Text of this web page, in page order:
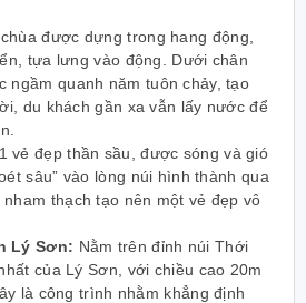
được dựng trong hang động,
tựa lưng vào động. Dưới chân
ngầm quanh năm tuôn chảy, tạo
du khách gần xa vẫn lấy nước để
vẻ đẹp thần sầu,được sóng và gió
sâu” vào lòng núi hình thành qua
thạch tạo nên một vẻ đẹp vô
Lý Sơn: Nằm trên đỉnh núi Thới
của Lý Sơn, với chiều cao 20m
là công trình nhằm khẳng định